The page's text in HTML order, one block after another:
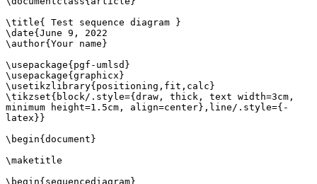
\title{ Test sequence diagram }
\date{June 9, 2022
\author{Your name}
\usepackage{pgf-umlsd}
\usepackage{graphicx}
\usetikzlibrary{positioning,fit,calc}
\tikzset{block/.style={draw, thick, text width=3cm,
minimum height=1.5cm, align=center},line/.style={-
latex}}
\begin{document}
\maketitle
\begin{sequencediagram}